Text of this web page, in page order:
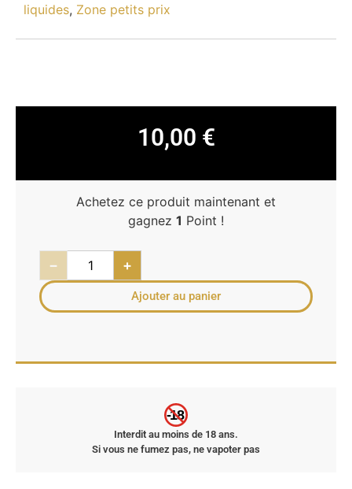
liquides, Zone petits prix
10,00 €
Achetez ce produit maintenant et
gagnez 1 Point !
− +
Ajouter au panier
-18
Interdit au moins de 18 ans.
Si vous ne fumez pas, ne vapoter pas